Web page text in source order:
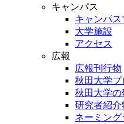
キャンパス
キャンパス
大学施設
アクセス
広報
広報刊行物
秋田大学
秋田大学の
研究者紹介
ネーミン